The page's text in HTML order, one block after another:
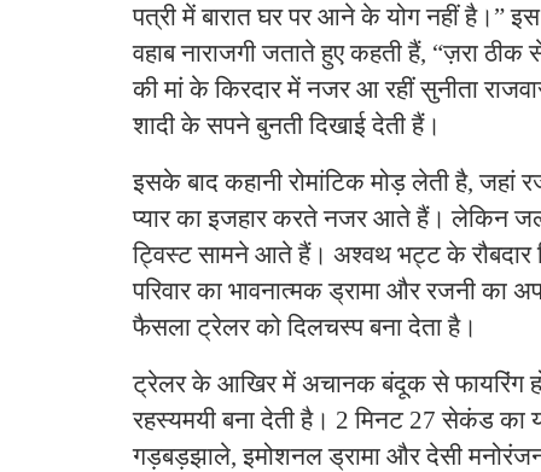
पत्री में बारात घर पर आने के योग नहीं है।”
वहाब नाराजगी जताते हुए कहती हैं, “ज़रा ठीक
की मां के किरदार में नजर आ रहीं सुनीता
शादी के सपने बुनती दिखाई देती हैं।
इसके बाद कहानी रोमांटिक मोड़ लेती है,
प्यार का इजहार करते नजर आते हैं। लेकिन
ट्विस्ट सामने आते हैं। अश्वथ भट्ट के रौबदार
परिवार का भावनात्मक ड्रामा और रजनी का
फैसला ट्रेलर को दिलचस्प बना देता है।
ट्रेलर के आखिर में अचानक बंदूक से फायरिंग
रहस्यमयी बना देती है। 2 मिनट 27 सेकंड का
गड़बड़झाले, इमोशनल ड्रामा और देसी